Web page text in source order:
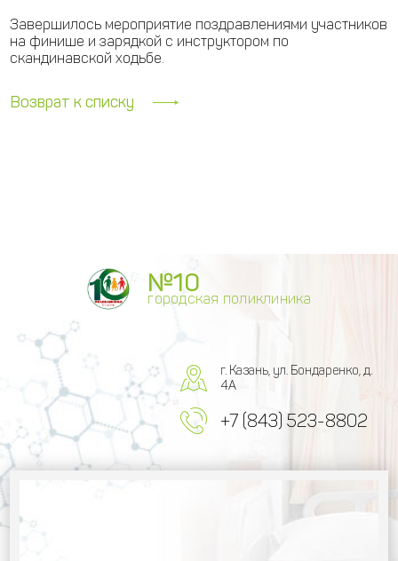
Завершилось мероприятие поздравлениями участников
на финише и зарядкой с инструктором по
скандинавской ходьбе.
Возврат к списку
№10
городская поликлиника
г. Казань, ул. Бондаренко, д.
4А
+7 (843) 523-8802